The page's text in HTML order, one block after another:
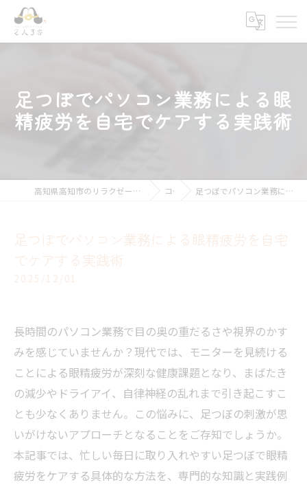
足つぼでパソコン業務による眼
精疲労を自宅でケアする実践術
高知県高知市のリラクゼーションならキモチ上がるカラダ改善 2人3客 コラム 足つぼでパソコン業務による眼精疲労を自宅でケアする実践術
足つぼでパソコン業務による眼精疲労を自宅
でケアする実践術
2025/12/01
長時間のパソコン業務で目の奥の重だるさや視界のかす
みを感じていませんか？現代では、モニターを見続ける
ことによる眼精疲労が深刻な健康課題となり、まばたき
の減少やドライアイ、自律神経の乱れまで引き起こすこ
とも少なくありません。この悩みに、足つぼの刺激が思
いがけないアプローチとなることをご存知でしょうか。
本記事では、忙しい毎日に取り入れやすい足つぼで眼精
疲労をケアする具体的な方法を、専門的な知識と実践例